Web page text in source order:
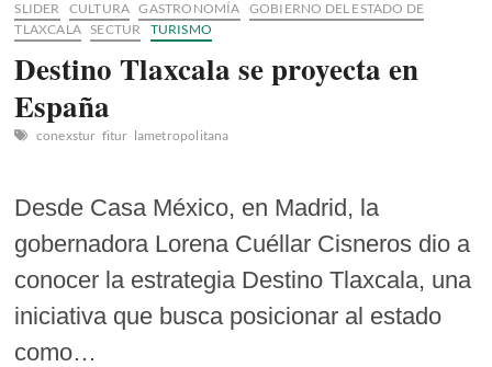
SLIDER CULTURA GASTRONOMÍA GOBIERNO DEL ESTADO DE
TLAXCALA SECTUR TURISMO
Destino Tlaxcala se proyecta en
España
conexstur fitur lametropolitana
Desde Casa México, en Madrid, la
gobernadora Lorena Cuéllar Cisneros dio a
conocer la estrategia Destino Tlaxcala, una
iniciativa que busca posicionar al estado
como…